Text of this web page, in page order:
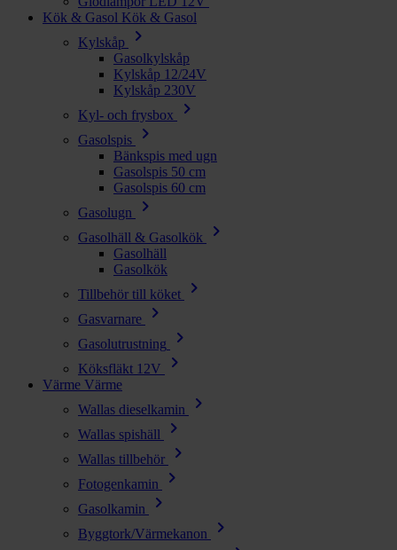
Kök & Gasol Kök & Gasol
Kylskåp
chevron_right
Gasolkylskåp
Kylskåp 12/24V
Kylskåp 230V
Kyl- och frysbox
chevron_right
Gasolspis chevron_right
Bänkspis med ugn
Gasolspis 50 cm
Gasolspis 60 cm
Gasolugn
chevron_right
Gasolhäll & Gasolkök chevron_right
Gasolhäll
Gasolkök
Tillbehör till köket
chevron_right
Gasvarnare chevron_right
Gasolutrustning chevron_right
Köksfläkt 12V chevron_right
Värme Värme
Wallas dieselkamin
chevron_right
Wallas spishäll chevron_right
Wallas tillbehör chevron_right
Fotogenkamin chevron_right
Gasolkamin chevron_right
Byggtork/Värmekanon chevron_right